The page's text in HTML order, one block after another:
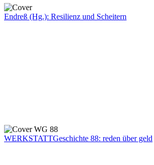
Endreß (Hg.): Resilienz und Scheitern
WERKSTATTGeschichte 88: reden über geld